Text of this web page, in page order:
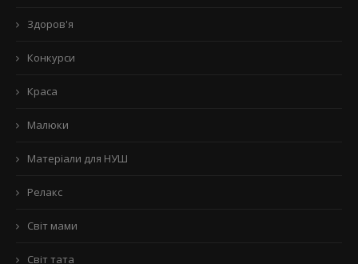
Здоров'я
Конкурси
Краса
Малюки
Матеріали для НУШ
Релакс
Світ мами
Світ тата